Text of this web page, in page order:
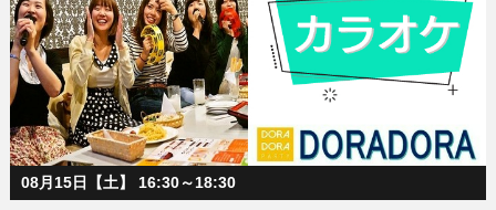
08月15日【土】 16:30～18:30